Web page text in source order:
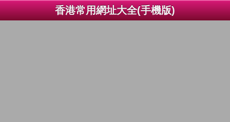
香港常用網址大全(手機版)